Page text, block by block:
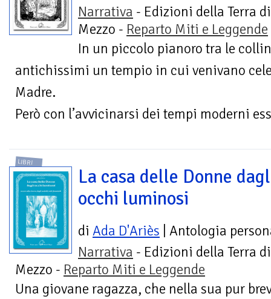
Narrativa - Edizioni della Terra di
Mezzo - Reparto Miti e Leggende
In un piccolo pianoro tra le
antichissimi un tempio in cui venivano
Madre.
Però con l’avvicinarsi dei tempi moderni
LIBRI
La casa delle Donne
occhi luminosi
di Ada D'Ariès | Antologia
Narrativa - Edizioni della Terra di
Mezzo - Reparto Miti e Leggende
Una giovane ragazza, che nella sua pur